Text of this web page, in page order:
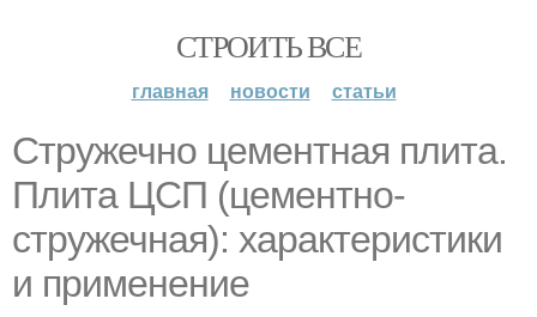
СТРОИТЬ ВСЕ
главная новости статьи
Стружечно цементная плита.
Плита ЦСП (цементно-
стружечная): характеристики
и применение